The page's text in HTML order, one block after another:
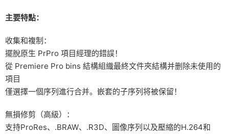
主要特點：
收集和複制：
擺脫原生 PrPro 項目經理的錯誤！
從 Premiere Pro bins 結構組織最終文件夾結構并删除未使用的
項目
僅選擇一個序列進行合并。嵌套的子序列将被保留！
無損修剪（高級）：
支持ProRes、.BRAW、.R3D、圖像序列以及壓縮的H.264和